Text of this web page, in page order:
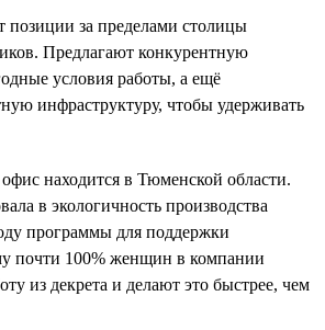
за пределами столицы
Предлагают конкурентную
условия работы, а ещё
инфраструктуру, чтобы удерживать
находится в Тюменской области.
в экологичность производства
программы для поддержки
почти 100% женщин в компании
из декрета и делают это быстрее, чем